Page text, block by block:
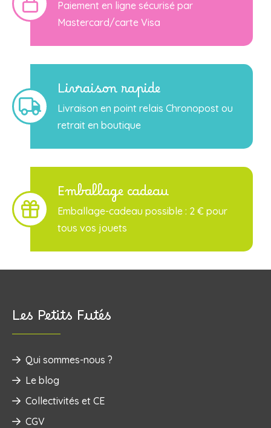
Paiement en ligne sécurisé par
Mastercard/carte Visa
Livraison rapide
Livraison en point relais Chronopost ou
retrait en boutique
Emballage cadeau
Emballage-cadeau possible : 2 € pour
tous vos jouets
Les Petits Futés
Qui sommes-nous ?
Le blog
Collectivités et CE
CGV